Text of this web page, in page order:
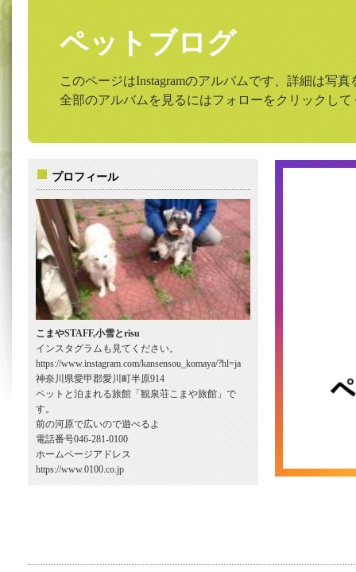
ペットブログ
このページはInstagramのアルバムです、詳細は写
全部のアルバムを見るにはフォローをクリックして
プロフィール
こまやSTAFF,小雪とrisu
インスタグラムも見てください。
https://www.instagram.com/kansensou_komaya/?hl=ja
神奈川県愛甲郡愛川町半原914
ペットと泊まれる旅館「観泉荘こまや旅館」で
す。
前の河原で広いので遊べるよ
電話番号046-281-0100
ホームページアドレス
https://www.0100.co.jp